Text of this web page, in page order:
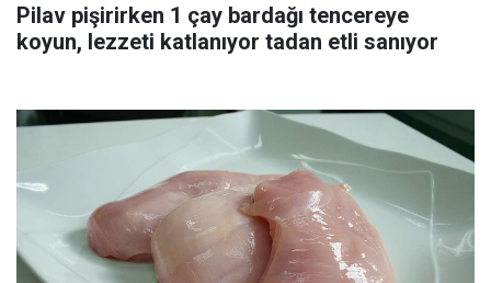
Pilav pişirirken 1 çay bardağı tencereye
koyun, lezzeti katlanıyor tadan etli sanıyor